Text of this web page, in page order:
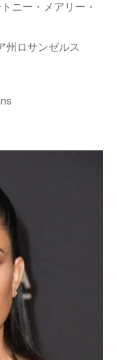
ニー・メアリー・
州ロサンゼルス